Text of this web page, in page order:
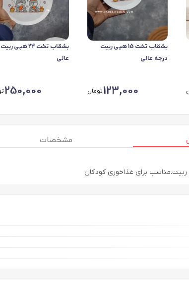
بشقاب تخت 15 هپی ربیت
درجه عالی
123,000تومان
بشقاب تخت 24 هپی ربیت
عالی
250,000
مشخصات
برای غذاخوری کودکان